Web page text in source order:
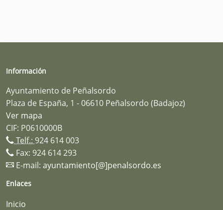
Información
Ayuntamiento de Peñalsordo
Plaza de España, 1 - 06610 Peñalsordo (Badajoz)
Ver mapa
CIF: P0610000B
Telf.: 924 614 003
Fax: 924 614 293
E-mail: ayuntamiento[@]penalsordo.es
Enlaces
Inicio